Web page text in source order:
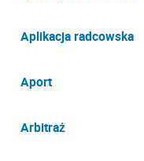
Aplikacja radcowska
Aport
Arbitraż